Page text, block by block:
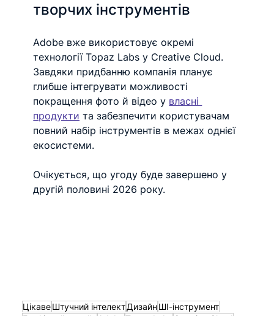
творчих інструментів
Adobe вже використовує окремі
технології Topaz Labs у Creative Cloud.
Завдяки придбанню компанія планує
глибше інтегрувати можливості
покращення фото й відео у власні
продукти та забезпечити користувачам
повний набір інструментів в межах однієї
екосистеми.
Очікується, що угоду буде завершено у
другій половині 2026 року.
ЦікавеШтучний інтелектДизайн ШІ-інструмент